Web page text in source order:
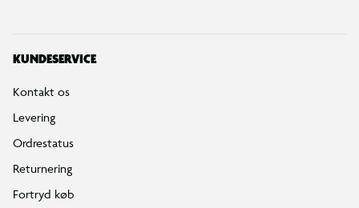
KUNDESERVICE
Kontakt os
Levering
Ordrestatus
Returnering
Fortryd køb